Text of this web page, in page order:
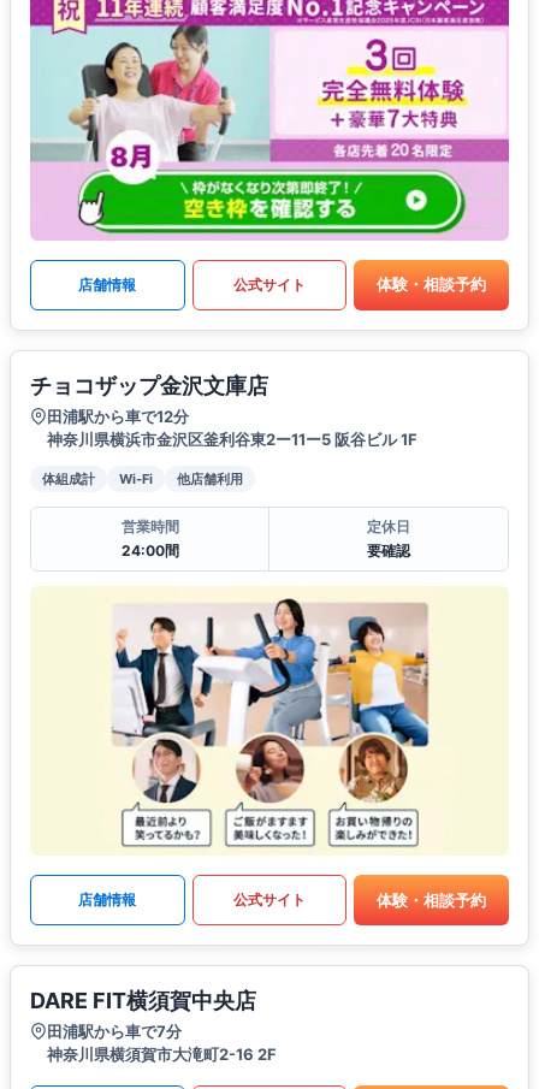
店舗情報 公式サイト 体験・相談予約
チョコザップ金沢文庫店
田浦駅から車で12分
神奈川県横浜市金沢区釜利谷東2ー11ー5 阪谷ビル 1F
体組成計 Wi-Fi 他店舗利用
営業時間
24:00間
定休日
要確認
店舗情報 公式サイト 体験・相談予約
DARE FIT横須賀中央店
田浦駅から車で7分
神奈川県横須賀市大滝町2-16 2F